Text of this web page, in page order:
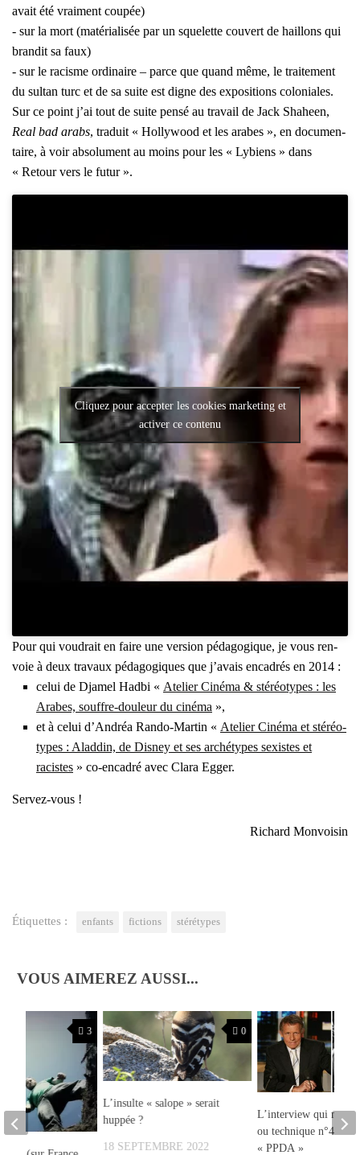
avait été vrai­ment cou­pée)
- sur la mort (maté­ria­li­sée par un sque­lette cou­vert de haillons qui
bran­dit sa faux)
- sur le racisme ordi­naire – parce que quand même, le trai­te­ment
du sul­tan turc et de sa suite est digne des expo­si­tions colo­niales.
Sur ce point j’ai tout de suite pen­sé au tra­vail de Jack Sha­heen,
Real bad arabs, tra­duit « Hol­ly­wood et les arabes », en docu­men­
taire, à voir abso­lu­ment au moins pour les « Lybiens » dans
« Retour vers le futur ».
Cliquez pour accepter les cookies marketing et
activer ce contenu
Pour qui vou­drait en faire une ver­sion péda­go­gique, je vous ren­
voie à deux tra­vaux péda­go­giques que j’a­vais enca­drés en 2014 :
celui de Dja­mel Had­bi « Ate­lier Ciné­ma & sté­réo­types : les
Arabes, souffre-dou­leur du ciné­ma »,
et à celui d’An­dréa Ran­do-Mar­tin « Ate­lier Ciné­ma et sté­réo­
types : Alad­din, de Dis­ney et ses arché­types sexistes et
racistes » co-enca­dré avec Cla­ra Egger.
Ser­vez-vous !
Richard Mon­voi­sin
Étiquettes : enfants fictions stérétypes
VOUS AIMEREZ AUSSI...
0
L’insulte « salope » serait
huppée ?
18 SEPTEMBRE 2022
L’interview qui
ou technique n°43 dite
« PPDA »
3